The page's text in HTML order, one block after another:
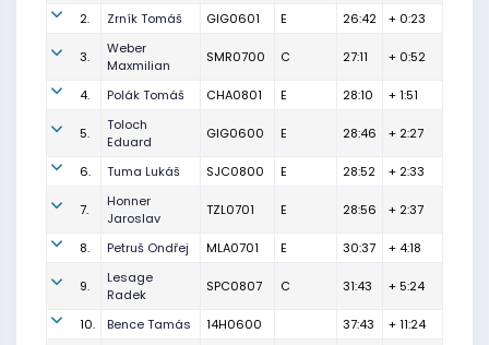
2. Zrník Tomáš GIG0601 E 26:42 + 0:23
3.
Weber
Maxmilian
SMR0700 C 27:11 + 0:52
4. Polák Tomáš CHA0801 E 28:10 + 1:51
5.
Toloch
Eduard
GIG0600 E 28:46 + 2:27
6. Tuma Lukáš SJC0800 E 28:52 + 2:33
7.
Honner
Jaroslav
TZL0701 E 28:56 + 2:37
8. Petruš Ondřej MLA0701 E 30:37 + 4:18
9.
Lesage
Radek
SPC0807 C 31:43 + 5:24
10. Bence Tamás 14H0600 37:43
+ 11:24